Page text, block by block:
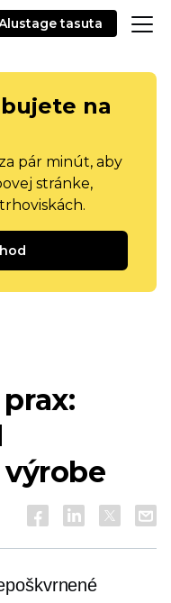
tasuta
na
pár minút, aby
stránke,